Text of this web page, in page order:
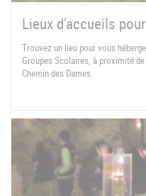
Lieux d'accueils
Trouvez un lieu pour vous
Groupes Scolaires, à proximité
Chemin des Dames.